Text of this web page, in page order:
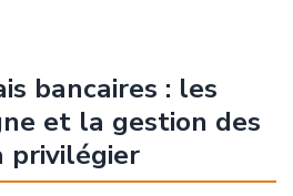
bancaires : les
et la gestion des
privilégier